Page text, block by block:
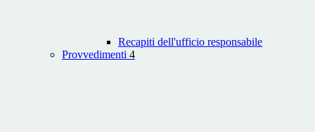
Recapiti dell'ufficio responsabile
Provvedimenti 4